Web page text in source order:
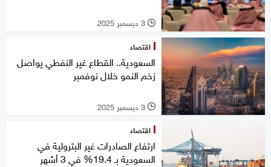
l 3 ديسمبر 2025
اقتصاد
السعودية.. القطاع غير النفطي يواصل
زخم النمو خلال نوفمبر
l 3 ديسمبر 2025
اقتصاد
ارتفاع الصادرات غير البترولية في
السعودية بـ 19.4% في 3 أشهر